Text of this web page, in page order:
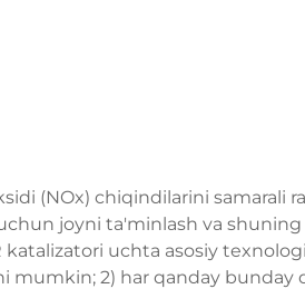
(NOx) chiqindilarini samarali
joyni ta'minlash va
katalizatori uchta asosiy
mumkin; 2) har qanday bunday